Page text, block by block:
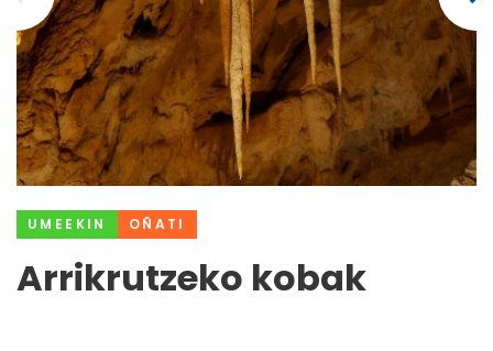
UMEEKIN OÑATI
Arrikrutzeko kobak